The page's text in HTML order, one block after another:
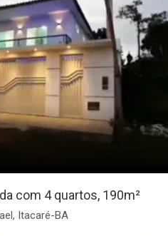
com 4 quartos, 190m²
Itacaré-BA